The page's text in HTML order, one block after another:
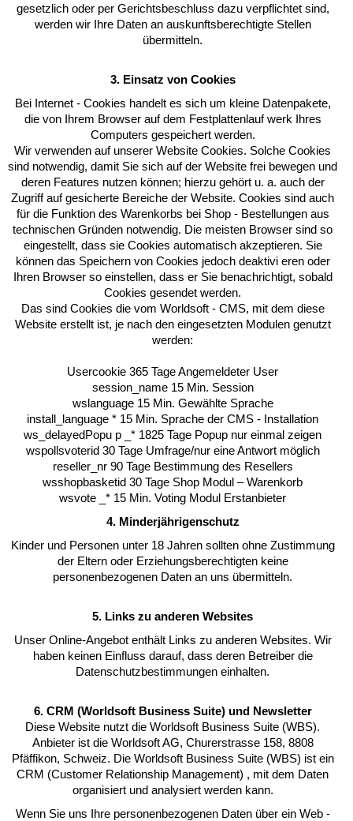
gesetzlich oder per Gerichtsbeschluss dazu verpflichtet sind,
werden wir Ihre Daten an auskunftsberechtigte Stellen
übermitteln.
3. Einsatz von Cookies
Bei Internet - Cookies handelt es sich um kleine Datenpakete,
die von Ihrem Browser auf dem Festplattenlauf werk Ihres
Computers gespeichert werden.
Wir verwenden auf unserer Website Cookies. Solche Cookies
sind notwendig, damit Sie sich auf der Website frei bewegen und
deren Features nutzen können; hierzu gehört u. a. auch der
Zugriff auf gesicherte Bereiche der Website. Cookies sind auch
für die Funktion des Warenkorbs bei Shop - Bestellungen aus
technischen Gründen notwendig. Die meisten Browser sind so
eingestellt, dass sie Cookies automatisch akzeptieren. Sie
können das Speichern von Cookies jedoch deaktivi eren oder
Ihren Browser so einstellen, dass er Sie benachrichtigt, sobald
Cookies gesendet werden.
Das sind Cookies die vom Worldsoft - CMS, mit dem diese
Website erstellt ist, je nach den eingesetzten Modulen genutzt
werden:
Usercookie 365 Tage Angemeldeter User
session_name 15 Min. Session
wslanguage 15 Min. Gewählte Sprache
install_language * 15 Min. Sprache der CMS - Installation
ws_delayedPopu p _* 1825 Tage Popup nur einmal zeigen
wspollsvoterid 30 Tage Umfrage/nur eine Antwort möglich
reseller_nr 90 Tage Bestimmung des Resellers
wsshopbasketid 30 Tage Shop Modul – Warenkorb
wsvote _* 15 Min. Voting Modul Erstanbieter
4. Minderjährigenschutz
Kinder und Personen unter 18 Jahren sollten ohne Zustimmung
der Eltern oder Erziehungsberechtigten keine
personenbezogenen Daten an uns übermitteln.
5. Links zu anderen Websites
Unser Online-Angebot enthält Links zu anderen Websites. Wir
haben keinen Einfluss darauf, dass deren Betreiber die
Datenschutzbestimmungen einhalten.
6. CRM (Worldsoft Business Suite) und Newsletter
Diese Website nutzt die Worldsoft Business Suite (WBS).
Anbieter ist die Worldsoft AG, Churerstrasse 158, 8808
Pfäffikon, Schweiz. Die Worldsoft Business Suite (WBS) ist ein
CRM (Customer Relationship Management) , mit dem Daten
organisiert und analysiert werden kann.
Wenn Sie uns Ihre personenbezogenen Daten über ein Web -